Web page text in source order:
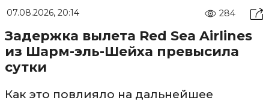
07.08.2026, 20:14 284
Задержка вылета Red Sea Airlines
из Шарм-эль-Шейха превысила
сутки
Как это повлияло на дальнейшее